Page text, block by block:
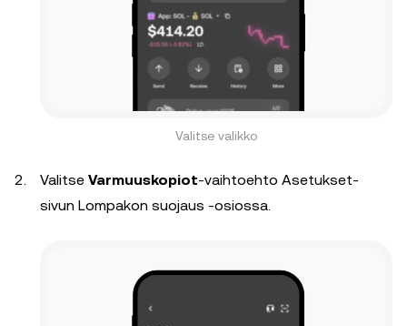
Valitse valikko
Valitse Varmuuskopiot-vaihtoehto Asetukset-
sivun Lompakon suojaus -osiossa.